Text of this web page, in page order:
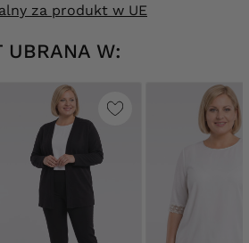
za produkt w UE
UBRANA W: